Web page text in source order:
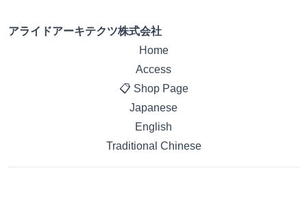
アライドアーキテクツ株式会社
Home
Access
📋 Shop Page
Japanese
English
Traditional Chinese